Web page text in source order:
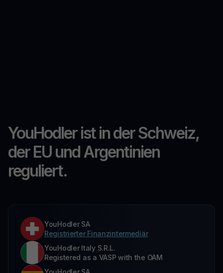
YouHodler ist in der Schweiz,
der EU und Argentinien
reguliert.
YouHodler SA
Registrierter Finanzintermediär
YouHodler Italy S.R.L.
Registered as a VASP with the OAM